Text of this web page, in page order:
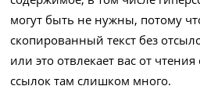
могут быть не нужны, потому
скопированный текст без
или это отвлекает вас от
ссылок там слишком много.